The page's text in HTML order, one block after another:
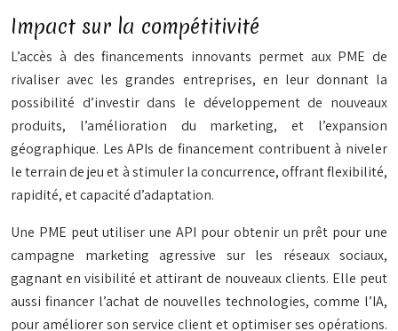
Impact sur la compétitivité
L’accès à des financements innovants permet aux PME de
rivaliser avec les grandes entreprises, en leur donnant la
possibilité d’investir dans le développement de nouveaux
produits, l’amélioration du marketing, et l’expansion
géographique. Les APIs de financement contribuent à niveler
le terrain de jeu et à stimuler la concurrence, offrant flexibilité,
rapidité, et capacité d’adaptation.
Une PME peut utiliser une API pour obtenir un prêt pour une
campagne marketing agressive sur les réseaux sociaux,
gagnant en visibilité et attirant de nouveaux clients. Elle peut
aussi financer l’achat de nouvelles technologies, comme l’IA,
pour améliorer son service client et optimiser ses opérations.